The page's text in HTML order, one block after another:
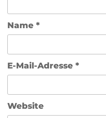
Name *
E-Mail-Adresse *
Website